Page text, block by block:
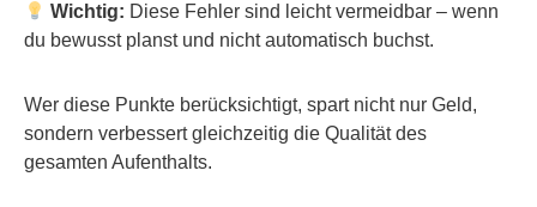
Wichtig: Diese Fehler sind leicht vermeidbar – wenn
du bewusst planst und nicht automatisch buchst.
Wer diese Punkte berücksichtigt, spart nicht nur Geld,
sondern verbessert gleichzeitig die Qualität des
gesamten Aufenthalts.